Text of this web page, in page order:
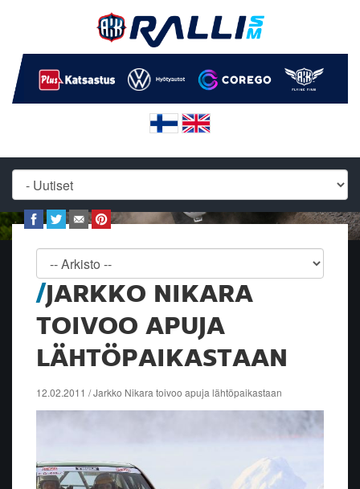
JARKKO NIKARA
TOIVOO APUJA
LÄHTÖPAIKASTAAN
12.02.2011 / Jarkko Nikara toivoo apuja lähtöpaikastaan